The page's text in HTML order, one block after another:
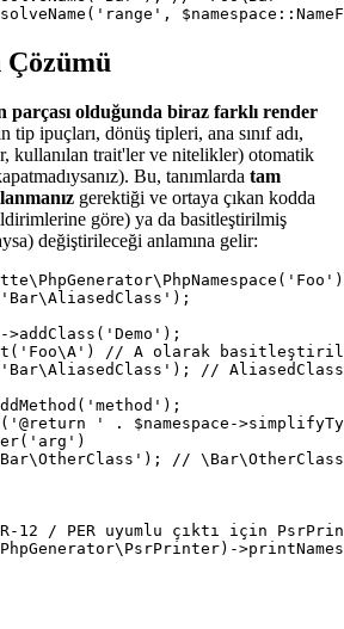
Çözümü
parçası olduğunda biraz farklı render
tip ipuçları, dönüş tipleri, ana sınıf adı,
kullanılan trait'ler ve nitelikler) otomatik
Bu, tanımlarda tam
gerektiği ve ortaya çıkan kodda
göre) ya da basitleştirilmiş
değiştirileceği anlamına gelir:
>addClass('Demo');
// A olarak
' . $namespace-
12 / PER uyumlu çıktı için